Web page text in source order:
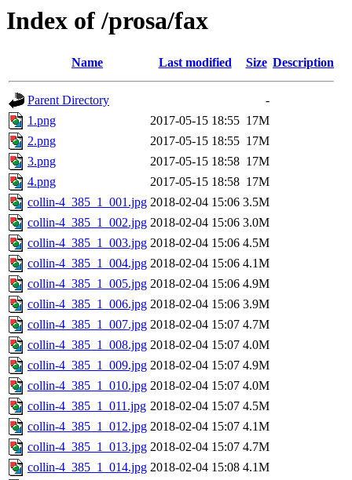
Index of /prosa/fax
Name Last modified Size Description
Parent Directory
-
1.png
2017-05-15 18:55 17M
2.png
2017-05-15 18:55 17M
3.png
2017-05-15 18:58 17M
4.png
2017-05-15 18:58 17M
collin-4_385_1_001.jpg 2018-02-04 15:06 3.5M
collin-4_385_1_002.jpg 2018-02-04 15:06 3.0M
collin-4_385_1_003.jpg 2018-02-04 15:06 4.5M
collin-4_385_1_004.jpg 2018-02-04 15:06 4.1M
collin-4_385_1_005.jpg 2018-02-04 15:06 4.9M
collin-4_385_1_006.jpg 2018-02-04 15:06 3.9M
collin-4_385_1_007.jpg 2018-02-04 15:07 4.7M
collin-4_385_1_008.jpg 2018-02-04 15:07 4.0M
collin-4_385_1_009.jpg 2018-02-04 15:07 4.9M
collin-4_385_1_010.jpg 2018-02-04 15:07 4.0M
collin-4_385_1_011.jpg 2018-02-04 15:07 4.5M
collin-4_385_1_012.jpg 2018-02-04 15:07 4.1M
collin-4_385_1_013.jpg 2018-02-04 15:07 4.7M
collin-4_385_1_014.jpg 2018-02-04 15:08 4.1M